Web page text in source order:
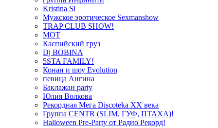
Kristina Si
Мужское эротическое Sexmanshow
TRAP CLUB SHOW!
МОТ
Каспийский груз
Dj BOBINA
5STA FAMILY!
Конан и шоу Evolution
певица Ангина
Баклажан party
Юлия Волкова
Рекордная Мега Discoteka XX века
Группа CENTR (SLIM, ГУФ, ПТАХА)!
Halloween Pre-Party от Радио Рекорд!